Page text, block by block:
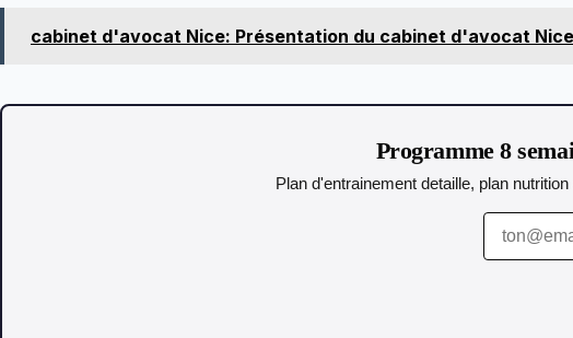
cabinet d'avocat Nice: Présentation du cabinet d'avocat Nice
Programme 8
Plan d'entrainement detaille, plan